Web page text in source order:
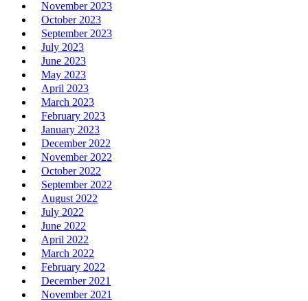
November 2023
October 2023
September 2023
July 2023
June 2023
May 2023
April 2023
March 2023
February 2023
January 2023
December 2022
November 2022
October 2022
September 2022
August 2022
July 2022
June 2022
April 2022
March 2022
February 2022
December 2021
November 2021